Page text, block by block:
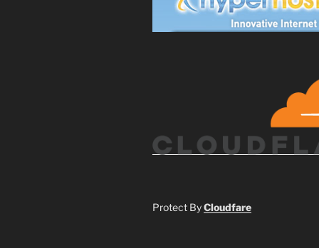
Protect ByCloudfare